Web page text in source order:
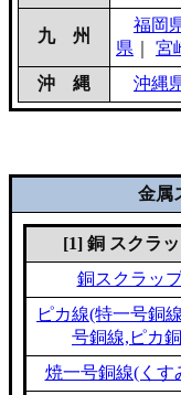
九 州
福岡
県
宮
沖 縄
沖縄
金属
[1] 銅 スクラ
銅スクラッ
ピカ線(特一号銅
号銅線,ピカ
焼一号銅線(くす